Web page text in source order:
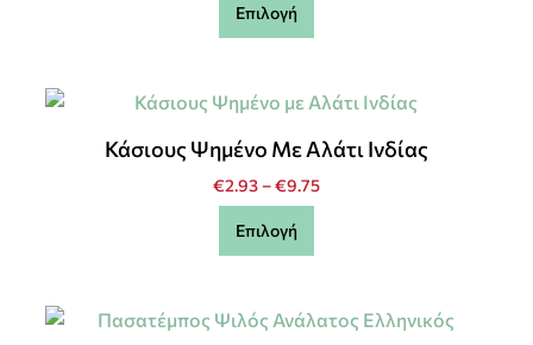
Επιλογή
Κάσιους Ψημένο Με Αλάτι Ινδίας
€2.93–€9.75
Επιλογή